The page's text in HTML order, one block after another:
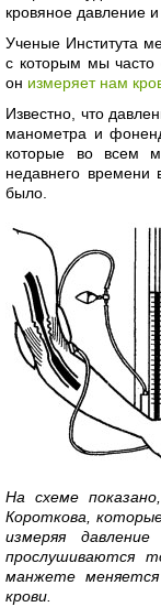
кровяное давление и
Ученые Института
с которым мы часто
он измеряет нам
Известно, что
манометра и
которые во всем
недавнего времени
было.
На схеме
Короткова,
измеряя
прослушиваются
манжете
крови.